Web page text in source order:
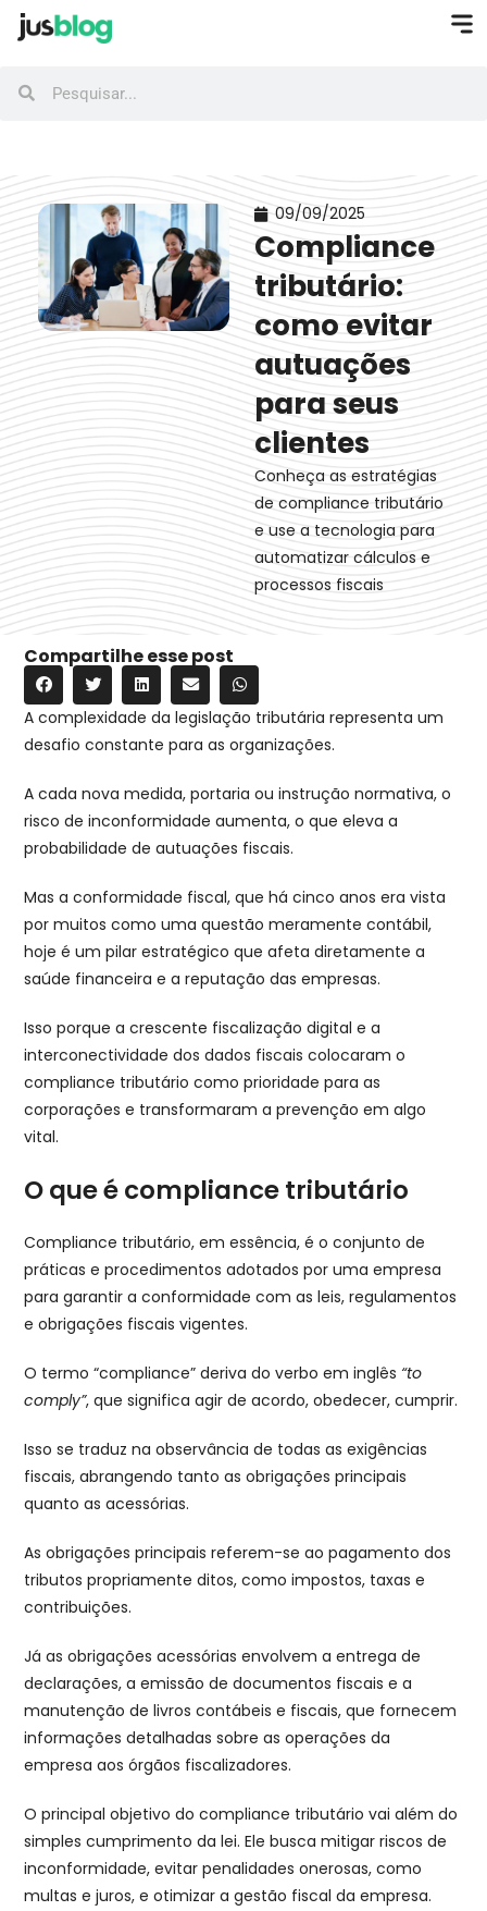
09/09/2025
Compliance
tributário:
como evitar
autuações
para seus
clientes
Conheça as estratégias
de compliance tributário
e use a tecnologia para
automatizar cálculos e
processos fiscais
Compartilhe esse post
A complexidade da legislação tributária representa um
desafio constante para as organizações.
A cada nova medida, portaria ou instrução normativa, o
risco de inconformidade aumenta, o que eleva a
probabilidade de autuações fiscais.
Mas a conformidade fiscal, que há cinco anos era vista
por muitos como uma questão meramente contábil,
hoje é um pilar estratégico que afeta diretamente a
saúde financeira e a reputação das empresas.
Isso porque a crescente fiscalização digital e a
interconectividade dos dados fiscais colocaram o
compliance tributário como prioridade para as
corporações e transformaram a prevenção em algo
vital.
O que é compliance tributário
Compliance tributário, em essência, é o conjunto de
práticas e procedimentos adotados por uma empresa
para garantir a conformidade com as leis, regulamentos
e obrigações fiscais vigentes.
O termo “compliance” deriva do verbo em inglês “to
comply”, que significa agir de acordo, obedecer, cumprir.
Isso se traduz na observância de todas as exigências
fiscais, abrangendo tanto as obrigações principais
quanto as acessórias.
As obrigações principais referem-se ao pagamento dos
tributos propriamente ditos, como impostos, taxas e
contribuições.
Já as obrigações acessórias envolvem a entrega de
declarações, a emissão de documentos fiscais e a
manutenção de livros contábeis e fiscais, que fornecem
informações detalhadas sobre as operações da
empresa aos órgãos fiscalizadores.
O principal objetivo do compliance tributário vai além do
simples cumprimento da lei. Ele busca mitigar riscos de
inconformidade, evitar penalidades onerosas, como
multas e juros, e otimizar a gestão fiscal da empresa.